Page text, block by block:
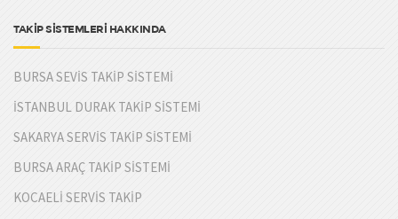
TAKİP SİSTEMLERİ HAKKINDA
BURSA SEVİS TAKİP SİSTEMİ
İSTANBUL DURAK TAKİP SİSTEMİ
SAKARYA SERVİS TAKİP SİSTEMİ
BURSA ARAÇ TAKİP SİSTEMİ
KOCAELİ SERVİS TAKİP